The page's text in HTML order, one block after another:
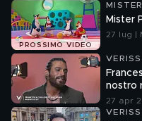
PROSSIMO VIDEO
Mister
27 lug |
nostro
27 apr